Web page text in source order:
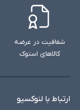
شفافیت در عرضه
کالاهای استوک
ارتباط با لنوکسیو